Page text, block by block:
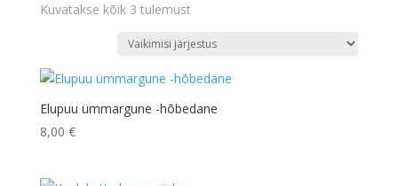
Kuvatakse kõik 3 tulemust
Elupuu ümmargune -hõbedane
8,00 €